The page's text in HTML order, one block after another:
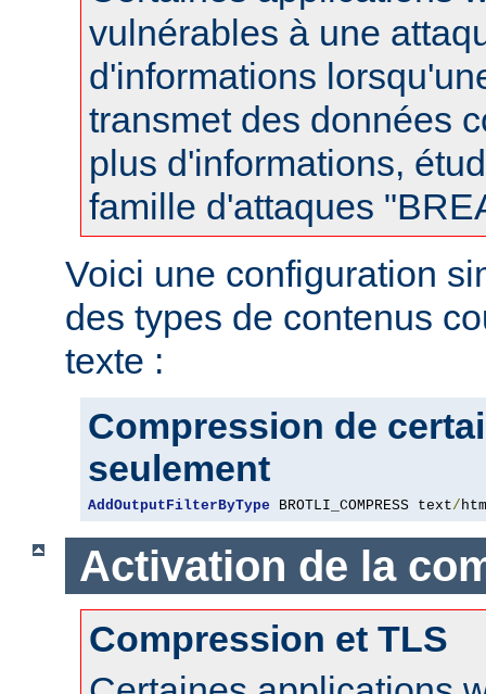
vulnérables à une
d'informations
transmet des données
plus d'informations,
famille d'attaques
Voici une configuration
des types de contenus
texte :
Compression de
seulement
AddOutputFilterByType BROTLI_COMPRESS text/
Activation de la
Compression et TLS